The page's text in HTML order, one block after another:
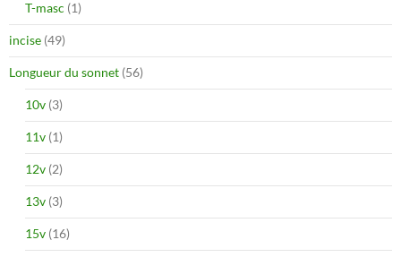
T-masc (1)
incise (49)
Longueur du sonnet (56)
10v (3)
11v (1)
12v (2)
13v (3)
15v (16)